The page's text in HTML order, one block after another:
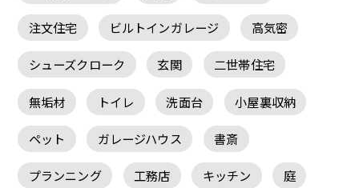
注文住宅 ビルトインガレージ 高気密
シューズクローク 玄関 二世帯住宅
無垢材 トイレ 洗面台 小屋裏収納
ペット ガレージハウス 書斎
プランニング 工務店 キッチン 庭